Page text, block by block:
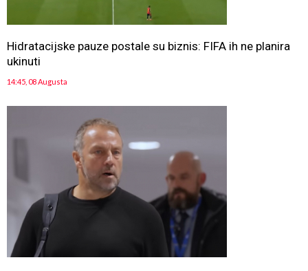
Hidratacijske pauze postale su biznis: FIFA ih ne planira
ukinuti
14:45, 08 Augusta